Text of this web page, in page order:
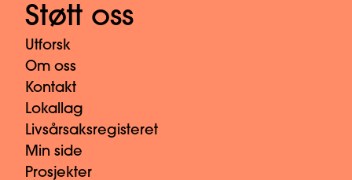
Støtt oss
Utforsk
Om oss
Kontakt
Lokallag
Livsårsaksregisteret
Min side
Prosjekter